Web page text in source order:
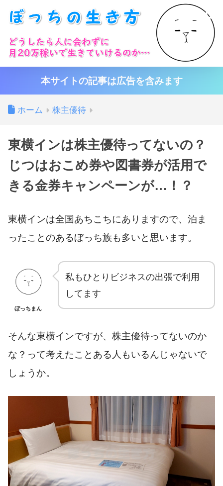
本サイトの記事は広告を含みます
ホーム 株主優待
東横インは株主優待ってないの？
じつはおこめ券や図書券が活用で
きる金券キャンペーンが…！？
東横インは全国あちこちにありますので、泊ま
ったことのあるぼっち族も多いと思います。
ぼっちまん
私もひとりビジネスの出張で利用
してます
そんな東横インですが、株主優待ってないのか
な？って考えたことある人もいるんじゃないで
しょうか。